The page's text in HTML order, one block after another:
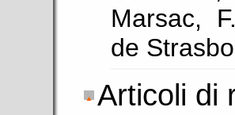
Marsac,
de
Articoli di